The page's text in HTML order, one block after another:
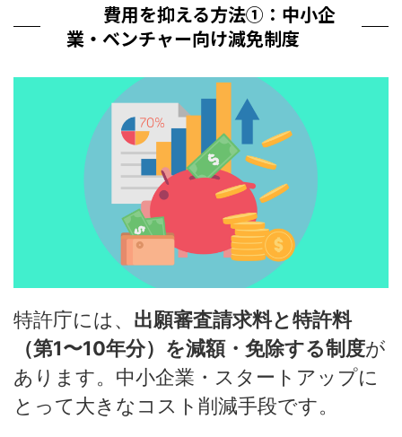
費用を抑える方法①：中小企
業・ベンチャー向け減免制度
特許庁には、 出願審査請求料と特許料
（第1〜10年分）を減額・免除する制度が
あります。中小企業・スタートアップに
とって大きなコスト削減手段です。